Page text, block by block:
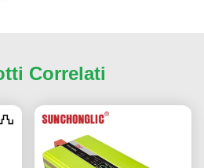
Correlati